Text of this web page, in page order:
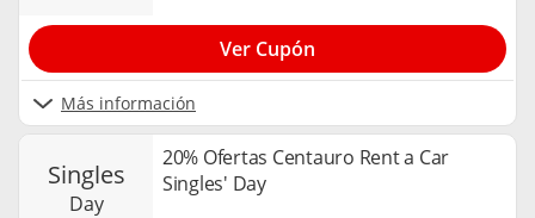
Más información
Ver Cupón
singles
day
20% Ofertas Centauro Rent a Car
Singles' Day